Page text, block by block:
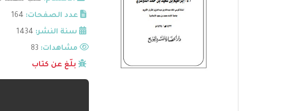
عدد الصفحات: 164
سنة النشر: 1434
مشاهدات:
بلّغ عن كتاب